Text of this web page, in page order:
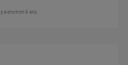
y a environ 6 ans